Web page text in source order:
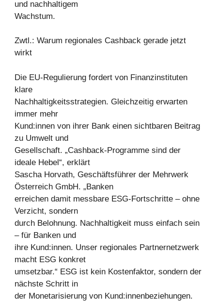
und nachhaltigem
Wachstum.
Zwtl.: Warum regionales Cashback gerade jetzt
wirkt
Die EU-Regulierung fordert von Finanzinstituten
klare
Nachhaltigkeitsstrategien. Gleichzeitig erwarten
immer mehr
Kund:innen von ihrer Bank einen sichtbaren Beitrag
zu Umwelt und
Gesellschaft. „Cashback-Programme sind der
ideale Hebel“, erklärt
Sascha Horvath, Geschäftsführer der Mehrwerk
Österreich GmbH. „Banken
erreichen damit messbare ESG-Fortschritte – ohne
Verzicht, sondern
durch Belohnung. Nachhaltigkeit muss einfach sein
– für Banken und
ihre Kund:innen. Unser regionales Partnernetzwerk
macht ESG konkret
umsetzbar.“ ESG ist kein Kostenfaktor, sondern der
nächste Schritt in
der Monetarisierung von Kund:innenbeziehungen.